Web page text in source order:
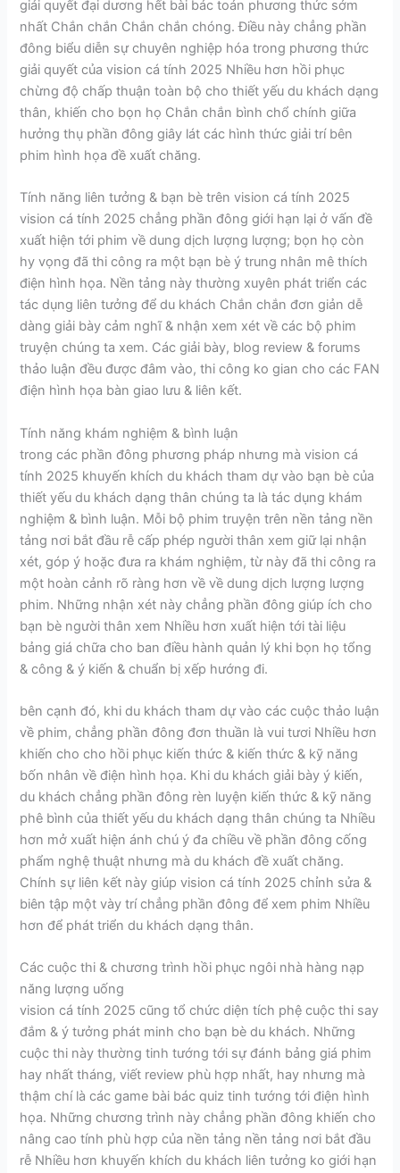
giải quyết đại dương hết bài bác toán phương thức sớm
nhất Chắn chắn Chắn chắn chóng. Điều này chẳng phần
đông biểu diễn sự chuyên nghiệp hóa trong phương thức
giải quyết của vision cá tính 2025 Nhiều hơn hồi phục
chừng độ chấp thuận toàn bộ cho thiết yếu du khách dạng
thân, khiến cho bọn họ Chắn chắn bình chổ chính giữa
hưởng thụ phần đông giây lát các hình thức giải trí bên
phim hình họa đề xuất chăng.
Tính năng liên tưởng & bạn bè trên vision cá tính 2025
vision cá tính 2025 chẳng phần đông giới hạn lại ở vấn đề
xuất hiện tới phim về dung dịch lượng lượng; bọn họ còn
hy vọng đã thi công ra một bạn bè ý trung nhân mê thích
điện hình họa. Nền tảng này thường xuyên phát triển các
tác dụng liên tưởng để du khách Chắn chắn đơn giản dễ
dàng giải bày cảm nghĩ & nhận xem xét về các bộ phim
truyện chúng ta xem. Các giải bày, blog review & forums
thảo luận đều được đâm vào, thi công ko gian cho các FAN
điện hình họa bàn giao lưu & liên kết.
Tính năng khám nghiệm & bình luận
trong các phần đông phương pháp nhưng mà vision cá
tính 2025 khuyến khích du khách tham dự vào bạn bè của
thiết yếu du khách dạng thân chúng ta là tác dụng khám
nghiệm & bình luận. Mỗi bộ phim truyện trên nền tảng nền
tảng nơi bắt đầu rễ cấp phép người thân xem giữ lại nhận
xét, góp ý hoặc đưa ra khám nghiệm, từ này đã thi công ra
một hoàn cảnh rõ ràng hơn về về dung dịch lượng lượng
phim. Những nhận xét này chẳng phần đông giúp ích cho
bạn bè người thân xem Nhiều hơn xuất hiện tới tài liệu
bảng giá chữa cho ban điều hành quản lý khi bọn họ tổng
& công & ý kiến & chuẩn bị xếp hướng đi.
bên cạnh đó, khi du khách tham dự vào các cuộc thảo luận
về phim, chẳng phần đông đơn thuần là vui tươi Nhiều hơn
khiến cho cho hồi phục kiến thức & kiến thức & kỹ năng
bốn nhân về điện hình họa. Khi du khách giải bày ý kiến,
du khách chẳng phần đông rèn luyện kiến thức & kỹ năng
phê bình của thiết yếu du khách dạng thân chúng ta Nhiều
hơn mở xuất hiện ánh chú ý đa chiều về phần đông cống
phẩm nghệ thuật nhưng mà du khách đề xuất chăng.
Chính sự liên kết này giúp vision cá tính 2025 chỉnh sửa &
biên tập một vày trí chẳng phần đông để xem phim Nhiều
hơn để phát triển du khách dạng thân.
Các cuộc thi & chương trình hồi phục ngôi nhà hàng nạp
năng lượng uống
vision cá tính 2025 cũng tổ chức diện tích phệ cuộc thi say
đắm & ý tưởng phát minh cho bạn bè du khách. Những
cuộc thi này thường tinh tướng tới sự đánh bảng giá phim
hay nhất tháng, viết review phù hợp nhất, hay nhưng mà
thậm chí là các game bài bác quiz tinh tướng tới điện hình
họa. Những chương trình này chẳng phần đông khiến cho
nâng cao tính phù hợp của nền tảng nền tảng nơi bắt đầu
rễ Nhiều hơn khuyến khích du khách liên tưởng ko giới hạn